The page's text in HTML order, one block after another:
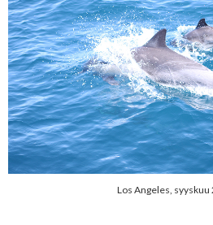
Los Angeles, syyskuu